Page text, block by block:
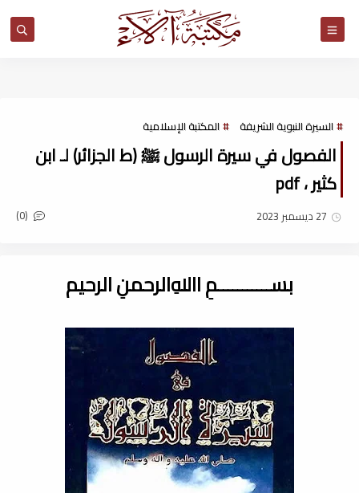
السيرة النبوية الشريفة المكتبة الإسلامية
الفصول في سيرة الرسول ﷺ (ط الجزائر) لـ ابن
كثير ، pdf
27 ديسمبر 2023 (0)
بســـــــــــمِ اﷲِالرحمنِ الرحيم